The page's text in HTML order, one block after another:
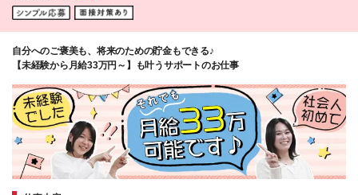
自分へのご褒美も、将来のための貯金もできる♪
【未経験から月給33万円～】も叶うサポートのお仕事